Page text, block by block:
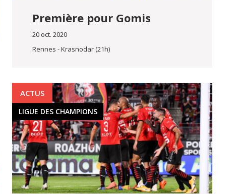
Première pour Gomis
20 oct. 2020
Rennes - Krasnodar (21h)
ACTUS
LIGUE DES CHAMPIONS